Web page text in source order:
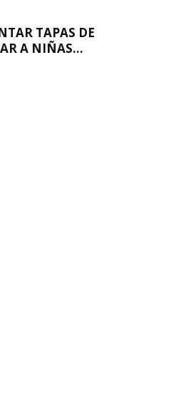
TAPAS DE
A NIÑAS...